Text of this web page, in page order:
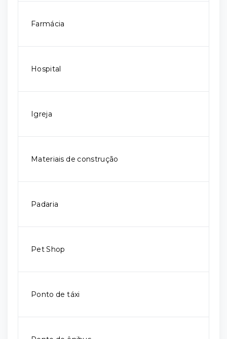
Farmácia
Hospital
Igreja
Materiais de construção
Padaria
Pet Shop
Ponto de táxi